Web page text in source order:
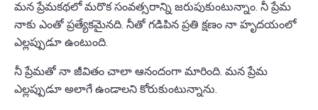
మన ప్రేమకథలో మరొక సంవత్సరాన్ని జరుపుకుంటున్నాం. నీ ప్రేమ
నాకు ఎంతో ప్రత్యేకమైనది. నీతో గడిపిన ప్రతి క్షణం నా హృదయంలో
ఎల్లప్పుడూ ఉంటుంది.
నీ ప్రేమతో నా జీవితం చాలా ఆనందంగా మారింది. మన ప్రేమ
ఎల్లప్పుడూ అలాగే ఉండాలని కోరుకుంటున్నాను.